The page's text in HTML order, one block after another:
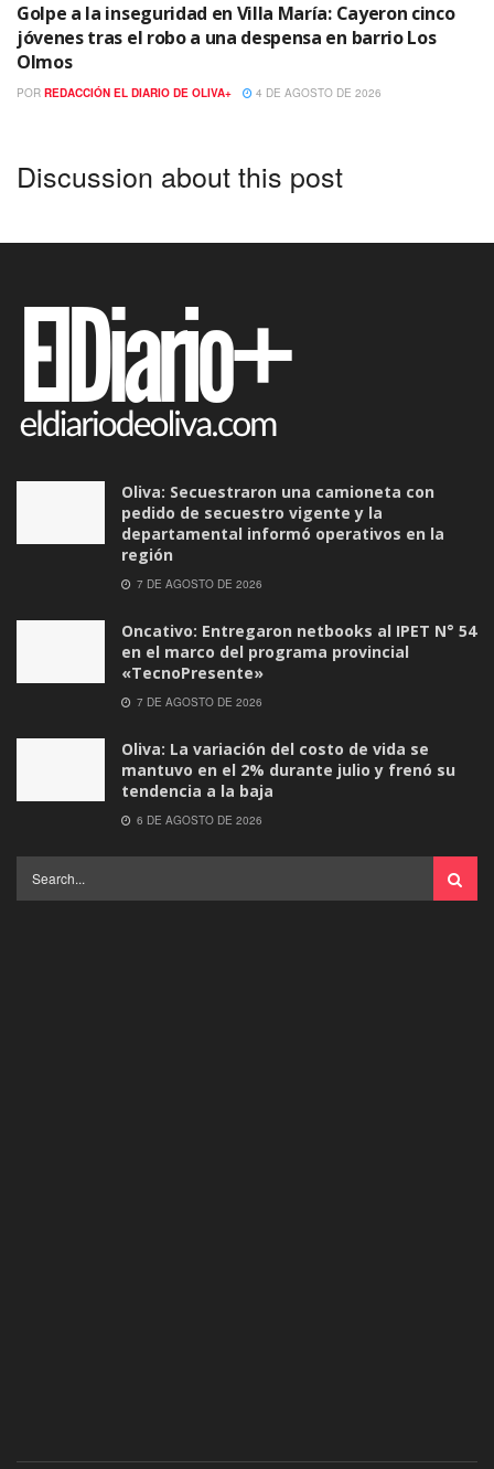
Golpe a la inseguridad en Villa María: Cayeron cinco
jóvenes tras el robo a una despensa en barrio Los
Olmos
POR REDACCIÓN EL DIARIO DE OLIVA+ 4 DE AGOSTO DE 2026
Discussion about this post
Oliva: Secuestraron una camioneta con
pedido de secuestro vigente y la
departamental informó operativos en la
región
7 DE AGOSTO DE 2026
Oncativo: Entregaron netbooks al IPET N° 54
en el marco del programa provincial
«TecnoPresente»
7 DE AGOSTO DE 2026
Oliva: La variación del costo de vida se
mantuvo en el 2% durante julio y frenó su
tendencia a la baja
6 DE AGOSTO DE 2026